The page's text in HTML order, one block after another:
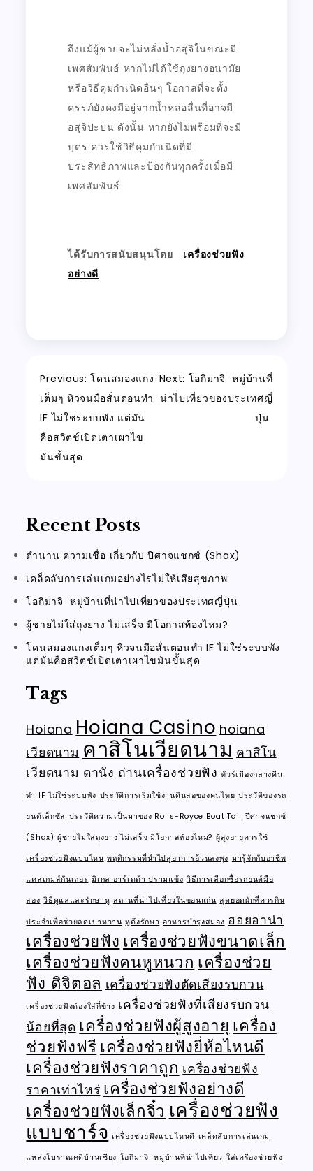
ถึงแม้ผู้ชายจะไม่หลั่งน้ำอสุจิในขณะมี
เพศสัมพันธ์ หากไม่ได้ใช้ถุงยางอนามัย
หรือวิธีคุมกำเนิดอื่นๆ โอกาสที่จะตั้ง
ครรภ์ยังคงมีอยู่จากน้ำหล่อลื่นที่อาจมี
อสุจิปะปน ดังนั้น หากยังไม่พร้อมที่จะมี
บุตร ควรใช้วิธีคุมกำเนิดที่มี
ประสิทธิภาพและป้องกันทุกครั้งเมื่อมี
เพศสัมพันธ์
ได้รับการสนับสนุนโดย เครื่องช่วยฟัง
อย่างดี
Post
navigation
Previous: โดนสมองแกง
เต็มๆ หิวจนมือสั่นตอนทำ
IF ไม่ใช่ระบบพัง แต่มัน
คือสวิตช์เปิดเตาเผาไข
มันขั้นสุด
Next: โอกิมาจิ หมู่บ้านที่
น่าไปเที่ยวของประเทศญี่
ปุ่น
Recent Posts
ตำนาน ความเชื่อ เกี่ยวกับ ปีศาจแชกซ์ (Shax)
เคล็ดลับการเล่นเกมอย่างไรไม่ให้เสียสุขภาพ
โอกิมาจิ หมู่บ้านที่น่าไปเที่ยวของประเทศญี่ปุ่น
ผู้ชายไม่ใส่ถุงยาง ไม่เสร็จ มีโอกาสท้องไหม?
โดนสมองแกงเต็มๆ หิวจนมือสั่นตอนทำ IF ไม่ใช่ระบบพัง
แต่มันคือสวิตช์เปิดเตาเผาไขมันขั้นสุด
Tags
Hoiana Hoiana Casino hoiana
เวียดนาม คาสิโนเวียดนาม คาสิโน
เวียดนาม ดานัง ถ่านเครื่องช่วยฟัง ทัวร์เมืองกลางคืน
ทำ IF ไม่ใช่ระบบพัง ประวัติการเริ่มใช้งานดินสอของคนไทย ประวัติของรถ
ยนต์เล็กซัส ประวัติความเป็นมาของ Rolls-Royce Boat Tail ปีศาจแชกซ์
(Shax) ผู้ชายไม่ใส่ถุงยาง ไม่เสร็จ มีโอกาสท้องไหม? ผู้สูงอายุควรใช้
เครื่องช่วยฟังแบบไหน พฤติกรรมที่นำไปสู่อาการอ้วนลงพุง มารู้จักกับอาชีพ
แคสเกมส์กันเถอะ มิเกล อาร์เตต้า ปรามแข้ง วิธีการเลือกซื้อรถยนต์มือ
สอง วิธีดูแลและรักษาหู สถานที่น่าไปเที่ยวในขอนแก่น สุดยอดผักที่ควรกิน
ประจำเพื่อช่วยลดเบาหวาน หูตึงรักษา อาหารบำรุงสมอง ฮอยอาน่า
เครื่องช่วยฟัง เครื่องช่วยฟังขนาดเล็ก
เครื่องช่วยฟังคนหูหนวก เครื่องช่วย
ฟัง ดิจิตอล เครื่องช่วยฟังตัดเสียงรบกวน
เครื่องช่วยฟังต้องใส่กี่ข้าง เครื่องช่วยฟังที่เสียงรบกวน
น้อยที่สุด เครื่องช่วยฟังผู้สูงอายุ เครื่อง
ช่วยฟังฟรีเครื่องช่วยฟังยี่ห้อไหนดี
เครื่องช่วยฟังราคาถูก เครื่องช่วยฟัง
ราคาเท่าไหร่ เครื่องช่วยฟังอย่างดี
เครื่องช่วยฟังเล็กจิ๋ว เครื่องช่วยฟัง
แบบชาร์จ เครื่องช่วยฟังแบบไหนดี เคล็ดลับการเล่นเกม
แหล่งโบราณคดีบ้านเชียง โอกิมาจิ หมู่บ้านที่น่าไปเที่ยว ใส่เครื่องช่วยฟัง